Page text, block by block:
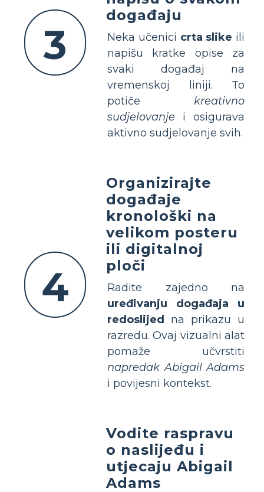
3
događaju
Neka učenici crta slike ili
napišu kratke opise za
svaki događaj na
vremenskoj liniji. To
potiče kreativno
sudjelovanje i osigurava
aktivno sudjelovanje svih.
4
Organizirajte
događaje
kronološki na
velikom posteru
ili digitalnoj
ploči
Radite zajedno na
uređivanju događaja u
redoslijed
na prikazu u
razredu. Ovaj vizualni alat
pomaže učvrstiti
napredak Abigail Adams
i povijesni kontekst.
Vodite raspravu
o naslijeđu i
utjecaju Abigail
Adams